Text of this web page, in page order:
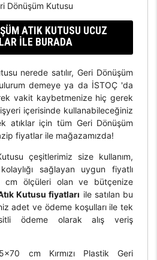
Dönüşüm Kutusu
ATIK KUTUSU UCUZ
İLE BURADA
nerede satılır, Geri Dönüşüm
demeye ya da İSTOÇ 'da
vakit kaybetmenize hiç gerek
içerisinde kullanabileceğiniz
atıklar için tüm Geri Dönüşüm
fiyatlar ile mağazamızda!
çeşitlerimiz size kullanım,
sağlayan uygun fiyatlı
cm ölçüleri olan ve bütçenize
Kutusu fiyatları ile satılan bu
adet ve ödeme koşulları ile tek
ödeme olarak alış veriş
cm Kırmızı Plastik Geri